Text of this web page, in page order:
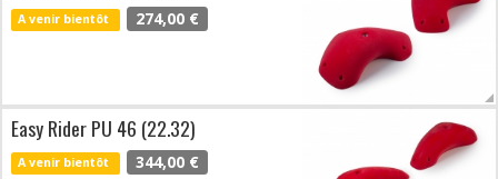
A venir bientôt 274,00 €
Easy Rider PU 46 (22.32)
A venir bientôt 344,00 €